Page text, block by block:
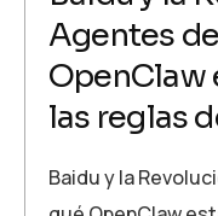
Agentes
OpenClaw
las reglas
Baidu y la